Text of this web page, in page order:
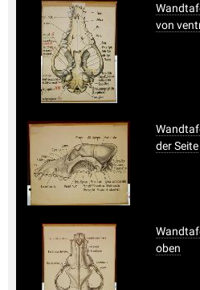
von
der Seite
oben